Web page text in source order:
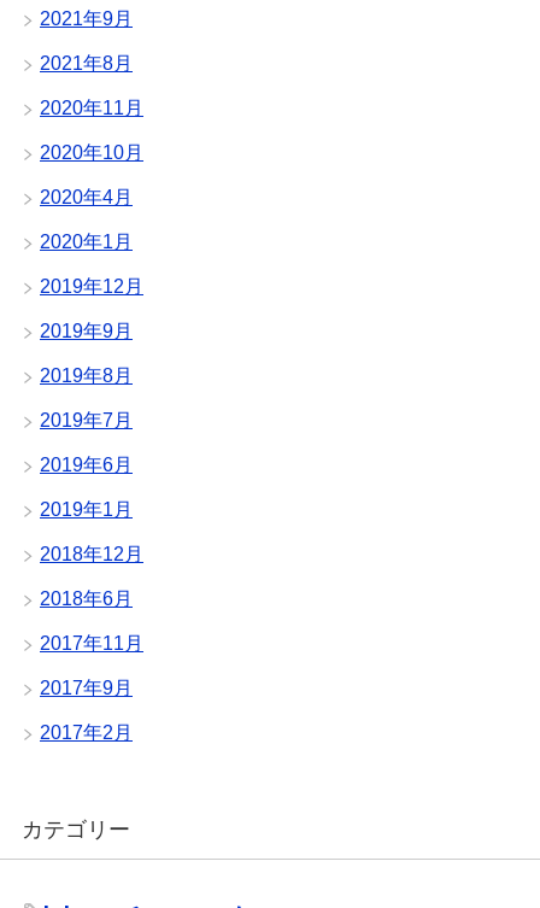
2021年9月
2021年8月
2020年11月
2020年10月
2020年4月
2020年1月
2019年12月
2019年9月
2019年8月
2019年7月
2019年6月
2019年1月
2018年12月
2018年6月
2017年11月
2017年9月
2017年2月
カテゴリー